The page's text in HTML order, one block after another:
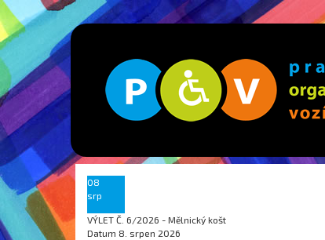
08
srp
VÝLET Č. 6/2026 - Mělnický košt
Datum 8. srpen 2026